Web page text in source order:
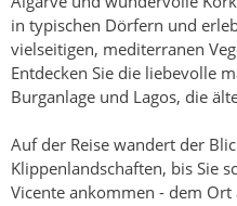
in typischen Dörfern und
vielseitigen, mediterranen
Entdecken Sie die liebevolle
Burganlage und Lagos, die
Auf der Reise wandert der
Klippenlandschaften, bis Sie
Vicente ankommen - dem